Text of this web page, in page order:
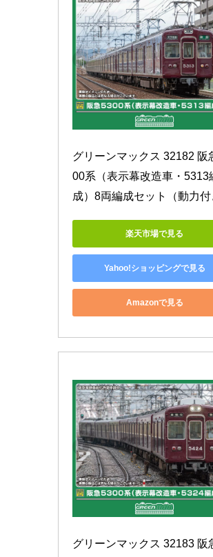
グリーンマックス 32182 阪
00系（表示幕改造車・5313
成）8両編成セット（動力付
楽天市場で見る
Yahoo!ショッピングで見る
Amazonで見る
グリーンマックス 32183 阪